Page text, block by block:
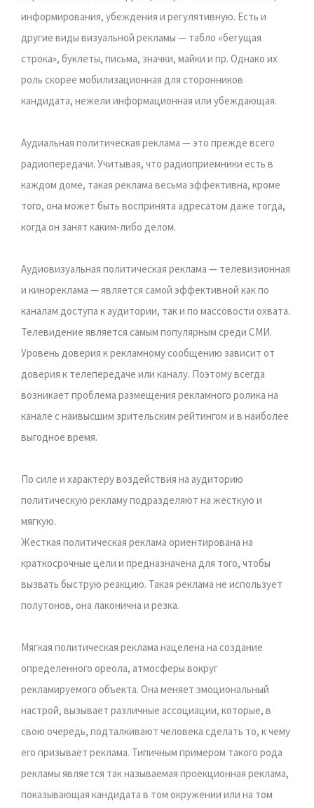
информирования, убеждения и регулятивную. Есть и
другие виды визуальной рекламы — табло «бегущая
строка», буклеты, письма, значки, майки и пр. Однако их
роль скорее мобилизационная для сторонников
кандидата, нежели информационная или убеждающая.
Аудиальная политическая реклама — это прежде всего
радиопередачи. Учитывая, что радиоприемники есть в
каждом доме, такая реклама весьма эффективна, кроме
того, она может быть воспринята адресатом даже тогда,
когда он занят каким-либо делом.
Аудиовизуальная политическая реклама — телевизионная
и кинореклама — является самой эффективной как по
каналам доступа к аудитории, так и по массовости охвата.
Телевидение является самым популярным среди СМИ.
Уровень доверия к рекламному сообщению зависит от
доверия к телепередаче или каналу. Поэтому всегда
возникает проблема размещения рекламного ролика на
канале с наивысшим зрительским рейтингом и в наиболее
выгодное время.
По силе и характеру воздействия на аудиторию
политическую рекламу подразделяют на жесткую и
мягкую.
Жесткая политическая реклама ориентирована на
краткосрочные цели и предназначена для того, чтобы
вызвать быструю реакцию. Такая реклама не использует
полутонов, она лаконична и резка.
Мягкая политическая реклама нацелена на создание
определенного ореола, атмосферы вокруг
рекламируемого объекта. Она меняет эмоциональный
настрой, вызывает различные ассоциации, которые, в
свою очередь, подталкивают человека сделать то, к чему
его призывает реклама. Типичным примером такого рода
рекламы является так называемая проекционная реклама,
показывающая кандидата в том окружении или на том